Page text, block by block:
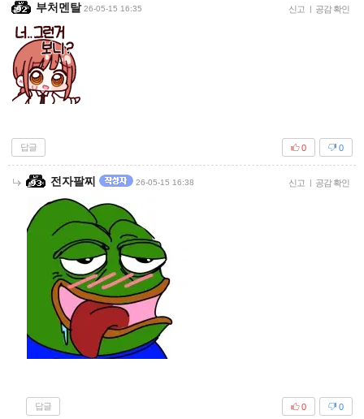
부처멘탈 26-05-15 16:35 신고 | 공감 확인
답글 0
0
전자팔찌 26-05-15 16:38 신고 | 공감 확인
답글 0
0